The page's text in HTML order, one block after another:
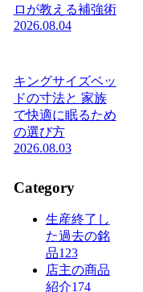
ロが教える補強術
2026.08.04
キングサイズベッ
ドの寸法と 家族
で快適に眠るため
の選び方
2026.08.03
Category
生産終了し
た過去の銘
品123
店主の商品
紹介174